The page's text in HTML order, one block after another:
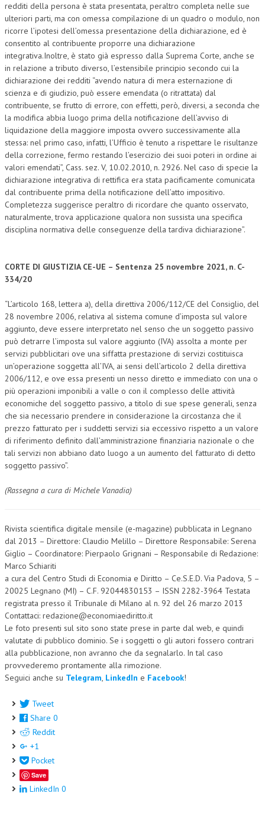
TAX RISK MANAGEMENT
CRIMINOLOGIA TRIBUTARIA
CFC E PARADISI FISCALI
TRANSFER PRICING
PRASSI
AMMINISTRATIVA
TRIBUTARIA
GIURISPRUDENZA
EUROPEA
COSTITUZIONALE
CIVILE
NEWS
ARCHIVIO EVENTI (FINO AL 2022)
CORSI ENTI TERZI
PUBBLICAZIONI
BOLLETTINO FINANZIAMENTI
TELEGRAM
DOCUMENTI
TESI DI LAUREA
INVITI E PROMOZIONI
redditi della persona è stata presentata, peraltro completa nelle sue
ulteriori parti, ma con omessa compilazione di un quadro o modulo, non
ricorre l’ipotesi dell’omessa presentazione della dichiarazione, ed è
consentito al contribuente proporre una dichiarazione
integrativa.Inoltre, è stato già espresso dalla Suprema Corte, anche se
in relazione a tributo diverso, l’estensibile principio secondo cui la
dichiarazione dei redditi “avendo natura di mera esternazione di
scienza e di giudizio, può essere emendata (o ritrattata) dal
contribuente, se frutto di errore, con effetti, però, diversi, a seconda che
la modifica abbia luogo prima della notificazione dell’avviso di
liquidazione della maggiore imposta ovvero successivamente alla
stessa: nel primo caso, infatti, l’Ufficio è tenuto a rispettare le risultanze
della correzione, fermo restando l’esercizio dei suoi poteri in ordine ai
valori emendati”, Cass. sez. V, 10.02.2010, n. 2926. Nel caso di specie la
dichiarazione integrativa di rettifica era stata pacificamente comunicata
dal contribuente prima della notificazione dell’atto impositivo.
Completezza suggerisce peraltro di ricordare che quanto osservato,
naturalmente, trova applicazione qualora non sussista una specifica
disciplina normativa delle conseguenze della tardiva dichiarazione”.
CORTE DI GIUSTIZIA CE-UE – Sentenza 25 novembre 2021, n. C-
334/20
“L’articolo 168, lettera a), della direttiva 2006/112/CE del Consiglio, del
28 novembre 2006, relativa al sistema comune d’imposta sul valore
aggiunto, deve essere interpretato nel senso che un soggetto passivo
può detrarre l’imposta sul valore aggiunto (IVA) assolta a monte per
servizi pubblicitari ove una siffatta prestazione di servizi costituisca
un’operazione soggetta all’IVA, ai sensi dell’articolo 2 della direttiva
2006/112, e ove essa presenti un nesso diretto e immediato con una o
più operazioni imponibili a valle o con il complesso delle attività
economiche del soggetto passivo, a titolo di sue spese generali, senza
che sia necessario prendere in considerazione la circostanza che il
prezzo fatturato per i suddetti servizi sia eccessivo rispetto a un valore
di riferimento definito dall’amministrazione finanziaria nazionale o che
tali servizi non abbiano dato luogo a un aumento del fatturato di detto
soggetto passivo”.
(Rassegna a cura di Michele Vanadia)
Rivista scientifica digitale mensile (e-magazine) pubblicata in Legnano
dal 2013 – Direttore: Claudio Melillo – Direttore Responsabile: Serena
Giglio – Coordinatore: Pierpaolo Grignani – Responsabile di Redazione:
Marco Schiariti
a cura del Centro Studi di Economia e Diritto – Ce.S.E.D. Via Padova, 5 –
20025 Legnano (MI) – C.F. 92044830153 – ISSN 2282-3964 Testata
registrata presso il Tribunale di Milano al n. 92 del 26 marzo 2013
Contattaci: redazione@economiaediritto.it
Le foto presenti sul sito sono state prese in parte dal web, e quindi
valutate di pubblico dominio. Se i soggetti o gli autori fossero contrari
alla pubblicazione, non avranno che da segnalarlo. In tal caso
provvederemo prontamente alla rimozione.
Seguici anche su Telegram, LinkedIn e Facebook!
Tweet
Share 0
Reddit
+1
Pocket
Save
LinkedIn 0